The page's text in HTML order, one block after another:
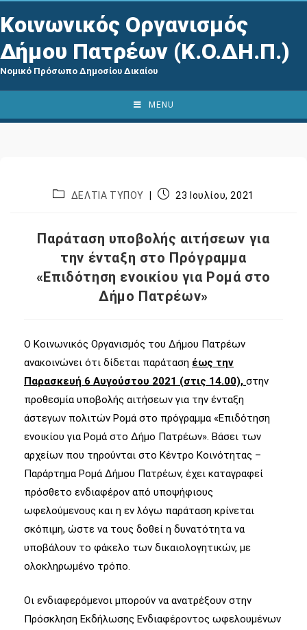
Κοινωνικός Οργανισμός
Δήμου Πατρέων (Κ.Ο.ΔΗ.Π.)
Νομικό Πρόσωπο Δημοσίου Δικαίου
MENU
ΔΕΛΤΙΑ ΤΥΠΟΥ 23 Ιουλίου, 2021
Παράταση υποβολής αιτήσεων για
την ένταξη στο Πρόγραμμα
«Επιδότηση ενοικίου για Ρομά στο
Δήμο Πατρέων»
Ο Κοινωνικός Οργανισμός του Δήμου Πατρέων
ανακοινώνει ότι δίδεται παράταση έως την
Παρασκευή 6 Αυγούστου 2021 (στις 14.00), στην
προθεσμία υποβολής αιτήσεων για την ένταξη
άστεγων πολιτών Ρομά στο πρόγραμμα «Επιδότηση
ενοικίου για Ρομά στο Δήμο Πατρέων». Βάσει των
αρχείων που τηρούνται στο Κέντρο Κοινότητας –
Παράρτημα Ρομά Δήμου Πατρέων, έχει καταγραφεί
πρόσθετο ενδιαφέρον από υποψήφιους
ωφελούμενους και η εν λόγω παράταση κρίνεται
σκόπιμη, ώστε να τους δοθεί η δυνατότητα να
υποβάλουν το φάκελο των δικαιολογητικών, με
ολοκληρωμένο τρόπο.
Οι ενδιαφερόμενοι μπορούν να ανατρέξουν στην
Πρόσκληση Εκδήλωσης Ενδιαφέροντος ωφελουμένων